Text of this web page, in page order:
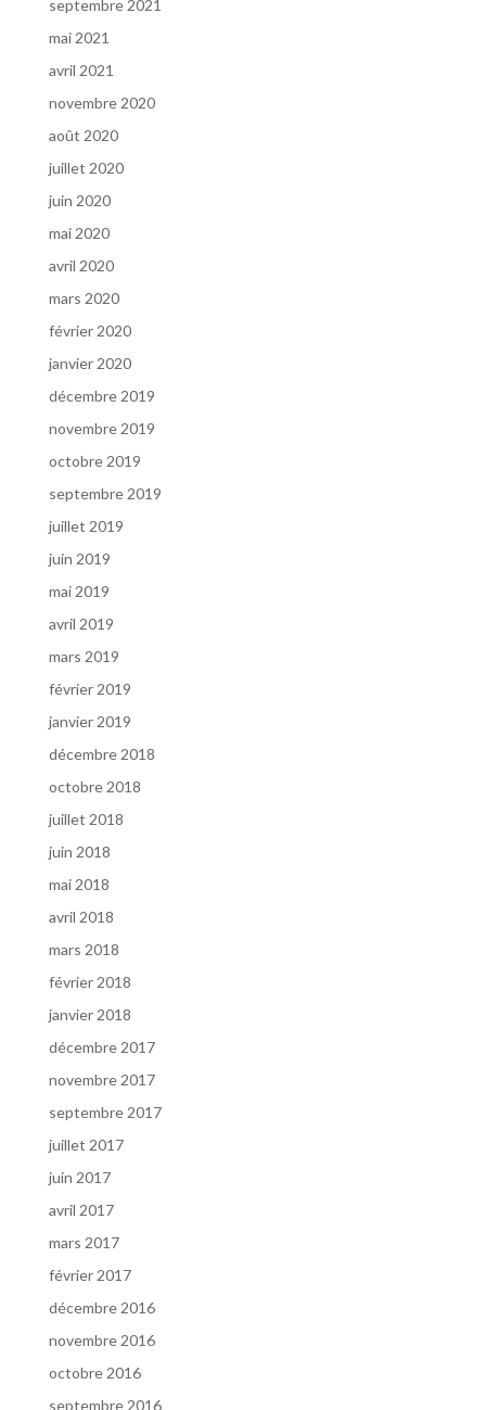
septembre 2021
mai 2021
avril 2021
novembre 2020
août 2020
juillet 2020
juin 2020
mai 2020
avril 2020
mars 2020
février 2020
janvier 2020
décembre 2019
novembre 2019
octobre 2019
septembre 2019
juillet 2019
juin 2019
mai 2019
avril 2019
mars 2019
février 2019
janvier 2019
décembre 2018
octobre 2018
juillet 2018
juin 2018
mai 2018
avril 2018
mars 2018
février 2018
janvier 2018
décembre 2017
novembre 2017
septembre 2017
juillet 2017
juin 2017
avril 2017
mars 2017
février 2017
décembre 2016
novembre 2016
octobre 2016
septembre 2016